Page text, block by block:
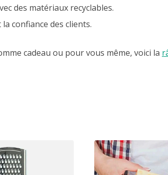
des matériaux recyclables.
confiance des clients.
cadeau ou pour vous même, voici la